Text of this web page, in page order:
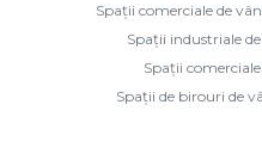
Spații comerciale de
Spații industriale
Spații
Spații de birouri de